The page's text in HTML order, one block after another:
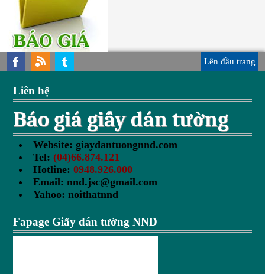
Lên đầu trang
Liên hệ
Báo giá giấy dán tường
Website: giaydantuongnnd.com
Tel: (04)66.874.121
Hotline: 0948.926.000
Email: nnd.jsc@gmail.com
Yahoo: noithatnnd
Fapage Giấy dán tường NND